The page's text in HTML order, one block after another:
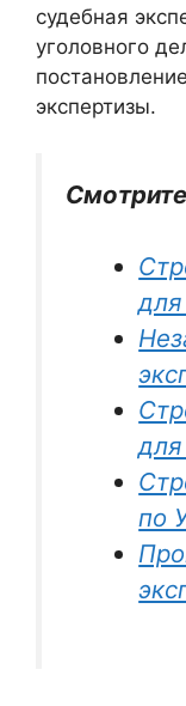
судебная
уголовного
экспертизы.
для
по